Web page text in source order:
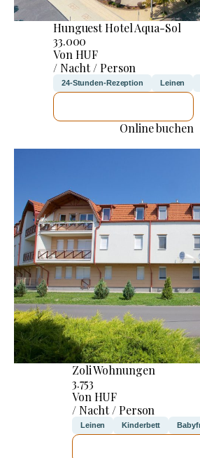
Hunguest Hotel Aqua-Sol
33.000
Von HUF
/ Nacht / Person
24-Stunden-Rezeption Leinen
Online buchen
Zoli Wohnungen
3.753
Von HUF
/ Nacht / Person
Leinen Kinderbett